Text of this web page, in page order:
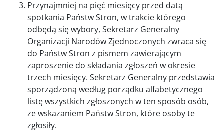
Przynajmniej na pięć miesięcy przed datą
spotkania Państw Stron, w trakcie którego
odbędą się wybory, Sekretarz Generalny
Organizacji Narodów Zjednoczonych zwraca się
do Państw Stron z pismem zawierającym
zaproszenie do składania zgłoszeń w okresie
trzech miesięcy. Sekretarz Generalny przedstawia
sporządzoną według porządku alfabetycznego
listę wszystkich zgłoszonych w ten sposób osób,
ze wskazaniem Państw Stron, które osoby te
zgłosiły.